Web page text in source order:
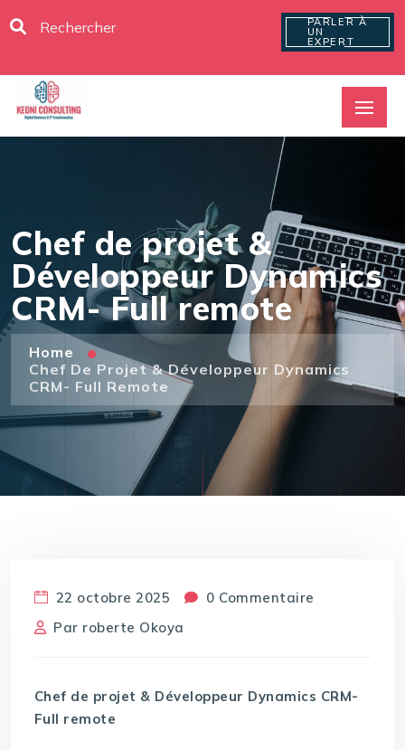
PARLER À
UN
EXPERT
Chef de projet &
Développeur Dynamics
CRM- Full remote
Home
Chef De Projet & Développeur Dynamics
CRM- Full Remote
22 octobre 2025
0 Commentaire
Par roberte Okoya
Chef de projet & Développeur Dynamics CRM-
Full remote